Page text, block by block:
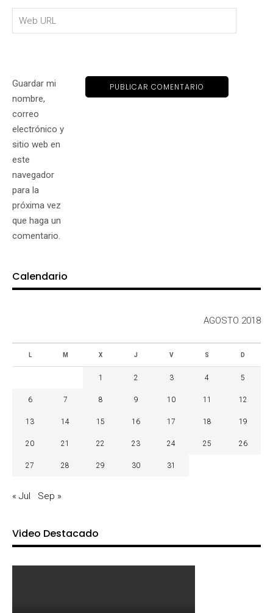
Guardar mi
nombre,
correo
electrónico y
sitio web en
este
navegador
para la
próxima vez
que haga un
comentario.
Calendario
AGOSTO 2018
L M X J V S D
1 2 3 4 5
6 7 8 9 10 11 12
13 14 15 16 17 18 19
20 21 22 23 24 25 26
27 28 29 30 31
« Jul Sep »
Video Destacado